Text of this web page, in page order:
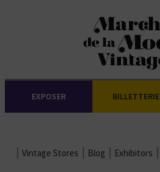
EXPOSER BILLETTERIE
Vintage Stores Blog Exhibitors